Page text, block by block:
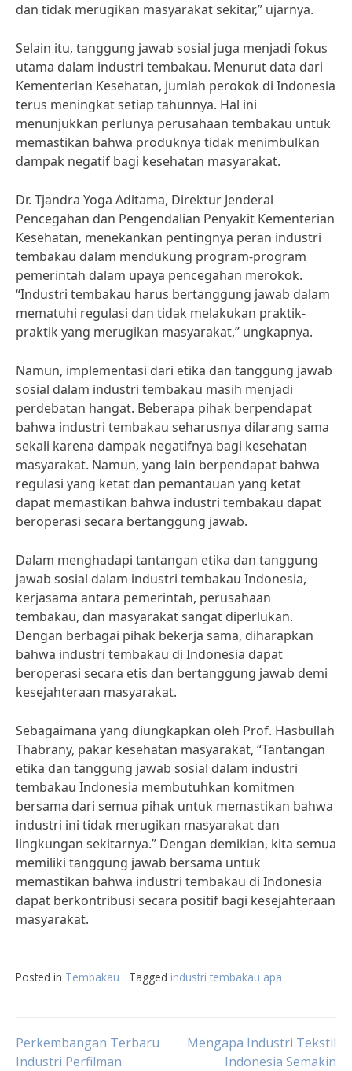
dan tidak merugikan masyarakat sekitar,” ujarnya.
Selain itu, tanggung jawab sosial juga menjadi fokus
utama dalam industri tembakau. Menurut data dari
Kementerian Kesehatan, jumlah perokok di Indonesia
terus meningkat setiap tahunnya. Hal ini
menunjukkan perlunya perusahaan tembakau untuk
memastikan bahwa produknya tidak menimbulkan
dampak negatif bagi kesehatan masyarakat.
Dr. Tjandra Yoga Aditama, Direktur Jenderal
Pencegahan dan Pengendalian Penyakit Kementerian
Kesehatan, menekankan pentingnya peran industri
tembakau dalam mendukung program-program
pemerintah dalam upaya pencegahan merokok.
“Industri tembakau harus bertanggung jawab dalam
mematuhi regulasi dan tidak melakukan praktik-
praktik yang merugikan masyarakat,” ungkapnya.
Namun, implementasi dari etika dan tanggung jawab
sosial dalam industri tembakau masih menjadi
perdebatan hangat. Beberapa pihak berpendapat
bahwa industri tembakau seharusnya dilarang sama
sekali karena dampak negatifnya bagi kesehatan
masyarakat. Namun, yang lain berpendapat bahwa
regulasi yang ketat dan pemantauan yang ketat
dapat memastikan bahwa industri tembakau dapat
beroperasi secara bertanggung jawab.
Dalam menghadapi tantangan etika dan tanggung
jawab sosial dalam industri tembakau Indonesia,
kerjasama antara pemerintah, perusahaan
tembakau, dan masyarakat sangat diperlukan.
Dengan berbagai pihak bekerja sama, diharapkan
bahwa industri tembakau di Indonesia dapat
beroperasi secara etis dan bertanggung jawab demi
kesejahteraan masyarakat.
Sebagaimana yang diungkapkan oleh Prof. Hasbullah
Thabrany, pakar kesehatan masyarakat, “Tantangan
etika dan tanggung jawab sosial dalam industri
tembakau Indonesia membutuhkan komitmen
bersama dari semua pihak untuk memastikan bahwa
industri ini tidak merugikan masyarakat dan
lingkungan sekitarnya.” Dengan demikian, kita semua
memiliki tanggung jawab bersama untuk
memastikan bahwa industri tembakau di Indonesia
dapat berkontribusi secara positif bagi kesejahteraan
masyarakat.
Posted in Tembakau Tagged industri tembakau apa
Post
Perkembangan Terbaru
Industri Perfilman
Mengapa Industri Tekstil
Indonesia Semakin